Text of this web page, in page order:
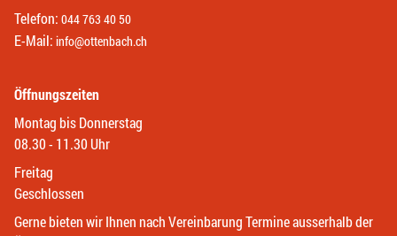
Telefon: 044 763 40 50
E-Mail: info@ottenbach.ch
Öffnungszeiten
Montag bis Donnerstag
08.30 - 11.30 Uhr
Freitag
Geschlossen
Gerne bieten wir Ihnen nach Vereinbarung Termine ausserhalb der